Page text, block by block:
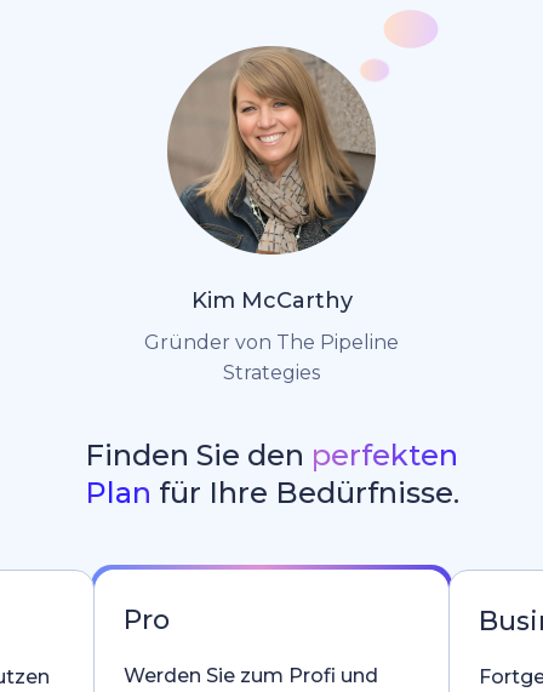
Kim McCarthy
Gründer von The Pipeline
Strategies
Finden Sie den perfekten
Plan für Ihre Bedürfnisse.
Pro
Werden Sie zum Profi und